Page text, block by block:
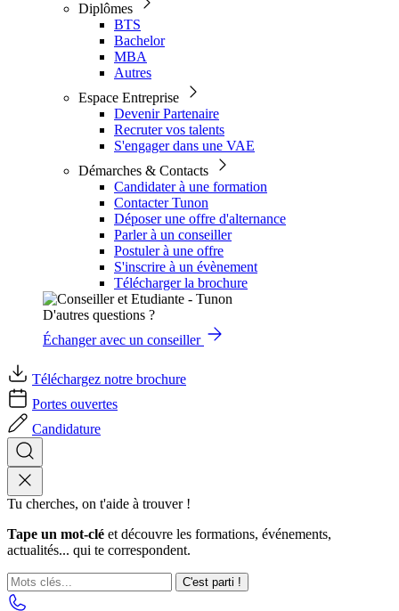
Diplômes
BTS
Bachelor
MBA
Autres
Espace Entreprise
Devenir Partenaire
Recruter vos talents
S'engager dans une VAE
Démarches & Contacts
Candidater à une formation
Contacter Tunon
Déposer une offre d'alternance
Parler à un conseiller
Postuler à une offre
S'inscrire à un évènement
Télécharger la brochure
D'autres questions ?
Échanger avec un conseiller
Téléchargez notre brochure
Portes ouvertes
Candidature
Tu cherches, on t'aide à trouver !
Tape un mot-clé et découvre les formations, événements,
actualités... qui te correspondent.
C'est parti !